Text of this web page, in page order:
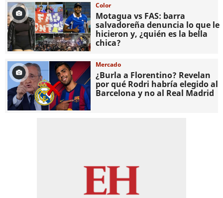
Color
Motagua vs FAS: barra
salvadoreña denuncia lo que le
hicieron y, ¿quién es la bella
chica?
Mercado
¿Burla a Florentino? Revelan
por qué Rodri habría elegido al
Barcelona y no al Real Madrid